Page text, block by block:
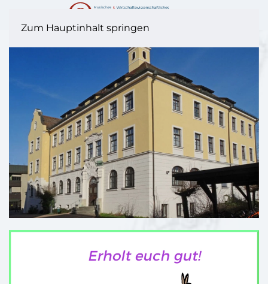
Zum Hauptinhalt springen